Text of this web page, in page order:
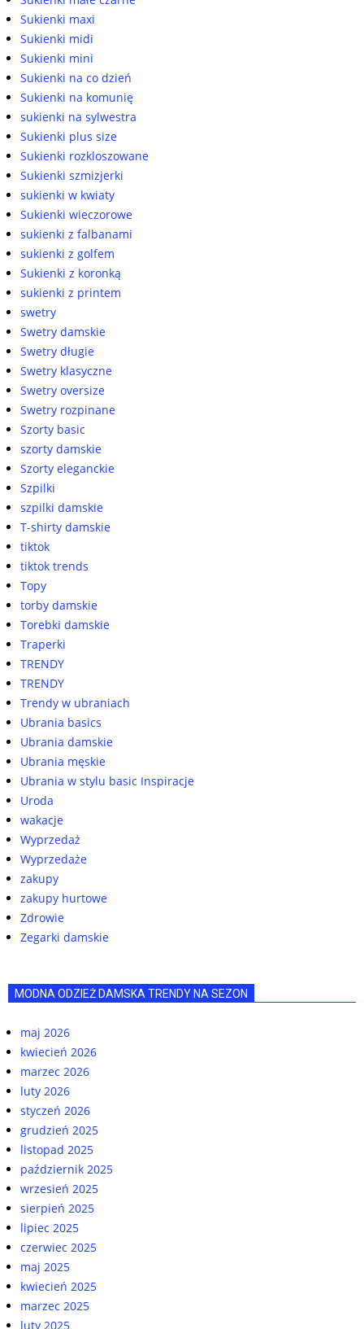
Sukienki maxi
Sukienki midi
Sukienki mini
Sukienki na co dzień
Sukienki na komunię
sukienki na sylwestra
Sukienki plus size
Sukienki rozkloszowane
Sukienki szmizjerki
sukienki w kwiaty
Sukienki wieczorowe
sukienki z falbanami
sukienki z golfem
Sukienki z koronką
sukienki z printem
swetry
Swetry damskie
Swetry długie
Swetry klasyczne
Swetry oversize
Swetry rozpinane
Szorty basic
szorty damskie
Szorty eleganckie
Szpilki
szpilki damskie
T-shirty damskie
tiktok
tiktok trends
Topy
torby damskie
Torebki damskie
Traperki
TRENDY
TRENDY
Trendy w ubraniach
Ubrania basics
Ubrania damskie
Ubrania męskie
Ubrania w stylu basic Inspiracje
Uroda
wakacje
Wyprzedaż
Wyprzedaże
zakupy
zakupy hurtowe
Zdrowie
Zegarki damskie
MODNA ODZIEŻ DAMSKA TRENDY NA SEZON
maj 2026
kwiecień 2026
marzec 2026
luty 2026
styczeń 2026
grudzień 2025
listopad 2025
październik 2025
wrzesień 2025
sierpień 2025
lipiec 2025
czerwiec 2025
maj 2025
kwiecień 2025
marzec 2025
luty 2025